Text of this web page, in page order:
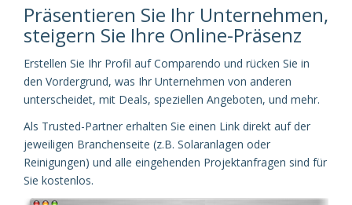
Präsentieren Sie Ihr Unternehmen,
steigern Sie Ihre Online-Präsenz
Erstellen Sie Ihr Profil auf Comparendo und rücken Sie in
den Vordergrund, was Ihr Unternehmen von anderen
unterscheidet, mit Deals, speziellen Angeboten, und mehr.
Als Trusted-Partner erhalten Sie einen Link direkt auf der
jeweiligen Branchenseite (z.B. Solaranlagen oder
Reinigungen) und alle eingehenden Projektanfragen sind für
Sie kostenlos.